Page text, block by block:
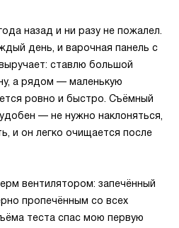
назад и ни разу не пожалел.
день, и варочная панель с
ставлю большой
а рядом — маленькую
ровно и быстро. Съёмный
— не нужно наклоняться,
и он легко очищается после
вентилятором: запечённый
пропечённым со всех
теста спас мою первую